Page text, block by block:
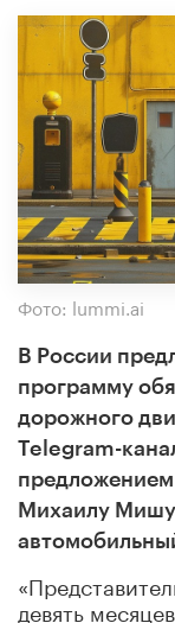
Фото: lummi.ai
В России
программу
дорожного
Telegram-
предложением
Михаилу
девять